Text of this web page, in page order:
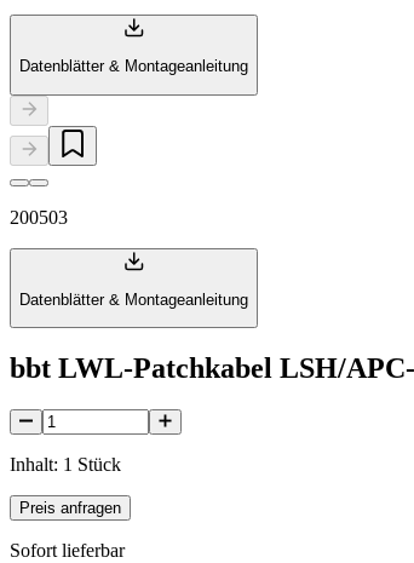
Datenblätter & Montageanleitung
200503
Datenblätter & Montageanleitung
bbt LWL-Patchkabel LSH/
Inhalt: 1 Stück
Preis anfragen
Sofort lieferbar